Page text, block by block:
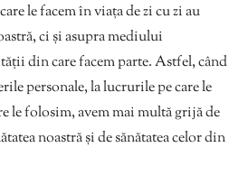
le facem în viața de zi cu zi au
ci și asupra mediului
din care facem parte. Astfel, când
personale, la lucrurile pe care le
le folosim, avem mai multă grijă de
noastră și de sănătatea celor din